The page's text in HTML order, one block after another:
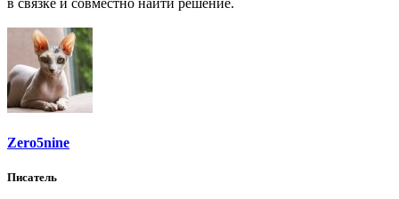
Zero5nine
Писатель